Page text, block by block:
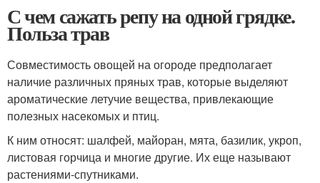
С чем сажать репу на одной грядке.
Польза трав
Совместимость овощей на огороде предполагает
наличие различных пряных трав, которые выделяют
ароматические летучие вещества, привлекающие
полезных насекомых и птиц.
К ним относят: шалфей, майоран, мята, базилик, укроп,
листовая горчица и многие другие. Их еще называют
растениями-спутниками.